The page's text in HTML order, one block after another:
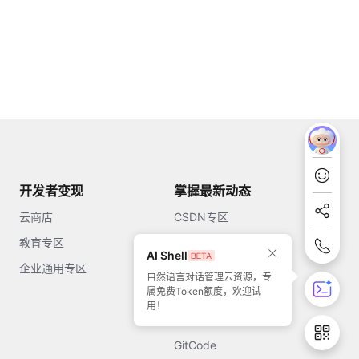
开发者变现
云商店
教育专区
企业通用专区
掌握最新动态
CSDN专区
51CTO
GitCode
AI Shell
自然语言对话管理云资源，专
属免费Token额度，欢迎试
用！